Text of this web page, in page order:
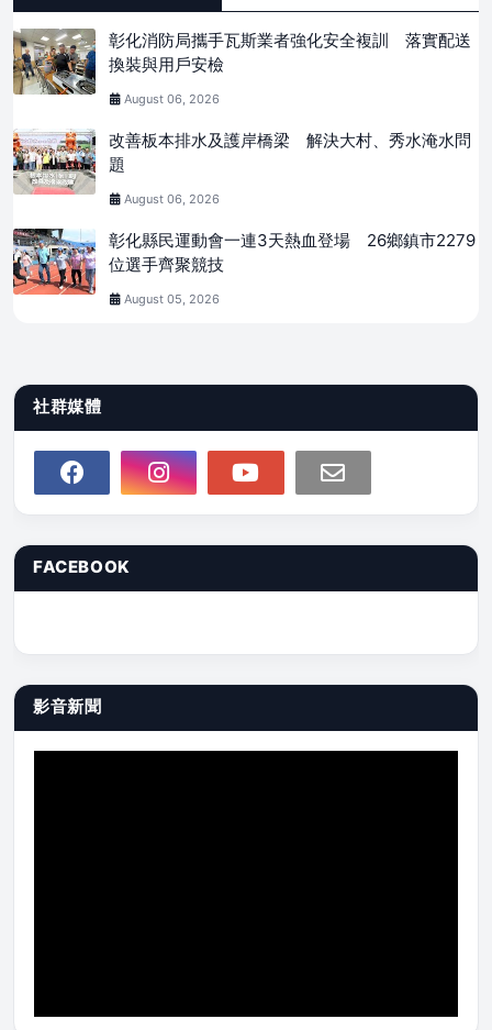
彰化消防局攜手瓦斯業者強化安全複訓 落實配送
換裝與用戶安檢
August 06, 2026
改善板本排水及護岸橋梁 解決大村、秀水淹水問
題
August 06, 2026
彰化縣民運動會一連3天熱血登場 26鄉鎮市2279
位選手齊聚競技
August 05, 2026
社群媒體
FACEBOOK
影音新聞